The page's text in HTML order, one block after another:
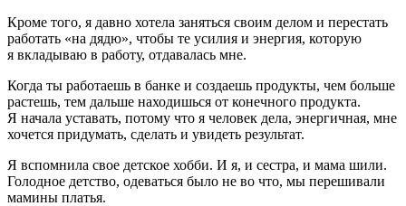
Кроме того, я давно хотела заняться своим делом и перестать
работать «на дядю», чтобы те усилия и энергия, которую
я вкладываю в работу, отдавалась мне.
Когда ты работаешь в банке и создаешь продукты, чем больше
растешь, тем дальше находишься от конечного продукта.
Я начала уставать, потому что я человек дела, энергичная, мне
хочется придумать, сделать и увидеть результат.
Я вспомнила свое детское хобби. И я, и сестра, и мама шили.
Голодное детство, одеваться было не во что, мы перешивали
мамины платья.